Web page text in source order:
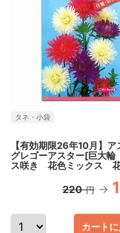
タネ・小袋
【有効期限26年10月】ア
グレゴーアスター[巨大
ス咲き 花色ミックス
220 円
カート